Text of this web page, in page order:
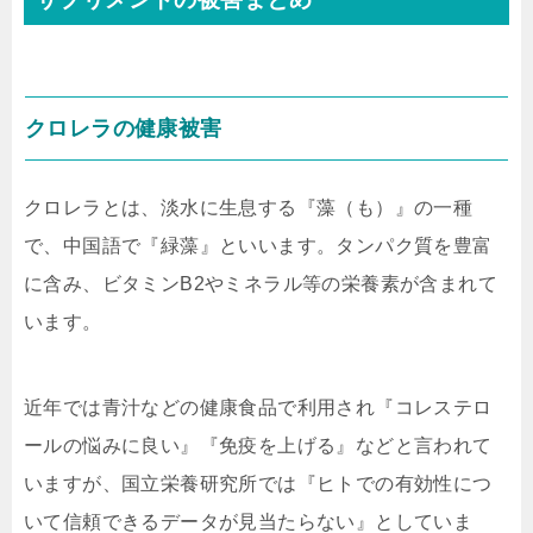
クロレラの健康被害
クロレラとは、淡水に生息する『藻（も）』の一種
で、中国語で『緑藻』といいます。タンパク質を豊富
に含み、ビタミンB2やミネラル等の栄養素が含まれて
います。
近年では青汁などの健康食品で利用され『コレステロ
ールの悩みに良い』『免疫を上げる』などと言われて
いますが、国立栄養研究所では『ヒトでの有効性につ
いて信頼できるデータが見当たらない』としていま